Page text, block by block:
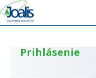
Metóda
Prihlásenie